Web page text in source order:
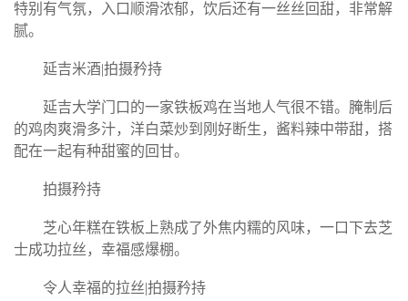
特别有气氛，入口顺滑浓郁，饮后还有一丝丝回甜，非常解
腻。
延吉米酒|拍摄矜持
延吉大学门口的一家铁板鸡在当地人气很不错。腌制后
的鸡肉爽滑多汁，洋白菜炒到刚好断生，酱料辣中带甜，搭
配在一起有种甜蜜的回甘。
拍摄矜持
芝心年糕在铁板上熟成了外焦内糯的风味，一口下去芝
士成功拉丝，幸福感爆棚。
令人幸福的拉丝|拍摄矜持